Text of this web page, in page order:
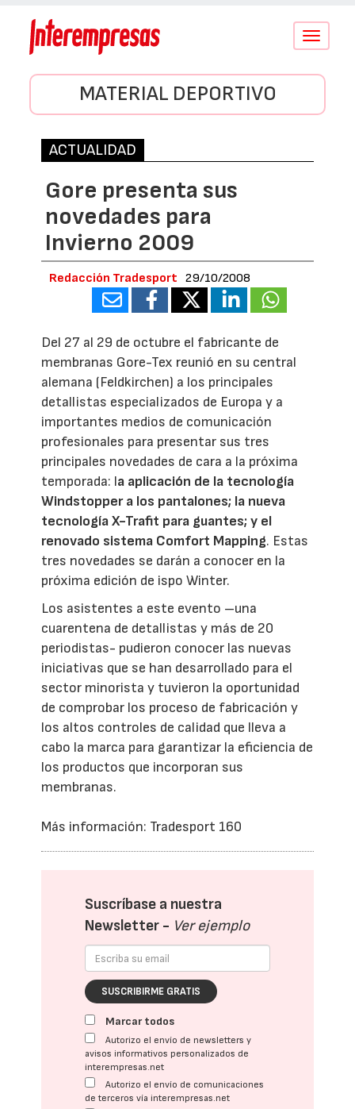
Conmutar
MATERIAL DEPORTIVO
ACTUALIDAD
Gore presenta sus
novedades para
Invierno 2009
Redacción Tradesport 29/10/2008
Del 27 al 29 de octubre el fabricante de
membranas Gore-Tex reunió en su central
alemana (Feldkirchen) a los principales
detallistas especializados de Europa y a
importantes medios de comunicación
profesionales para presentar sus tres
principales novedades de cara a la próxima
temporada: la aplicación de la tecnología
Windstopper a los pantalones; la nueva
tecnología X-Trafit para guantes; y el
renovado sistema Comfort Mapping. Estas
tres novedades se darán a conocer en la
próxima edición de ispo Winter.
Los asistentes a este evento –una
cuarentena de detallistas y más de 20
periodistas- pudieron conocer las nuevas
iniciativas que se han desarrollado para el
sector minorista y tuvieron la oportunidad
de comprobar los proceso de fabricación y
los altos controles de calidad que lleva a
cabo la marca para garantizar la eficiencia de
los productos que incorporan sus
membranas.
Más información: Tradesport 160
Suscríbase a nuestra
Newsletter - Ver ejemplo
SUSCRIBIRME GRATIS
Marcar todos
Autorizo el envío de newsletters y
avisos informativos personalizados de
interempresas.net
Autorizo el envío de comunicaciones
de terceros vía interempresas.net